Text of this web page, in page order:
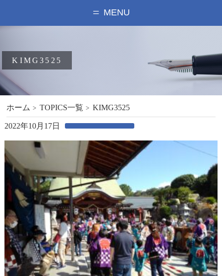
MENU
KIMG3525
ホーム TOPICS一覧 KIMG3525
2022年10月17日